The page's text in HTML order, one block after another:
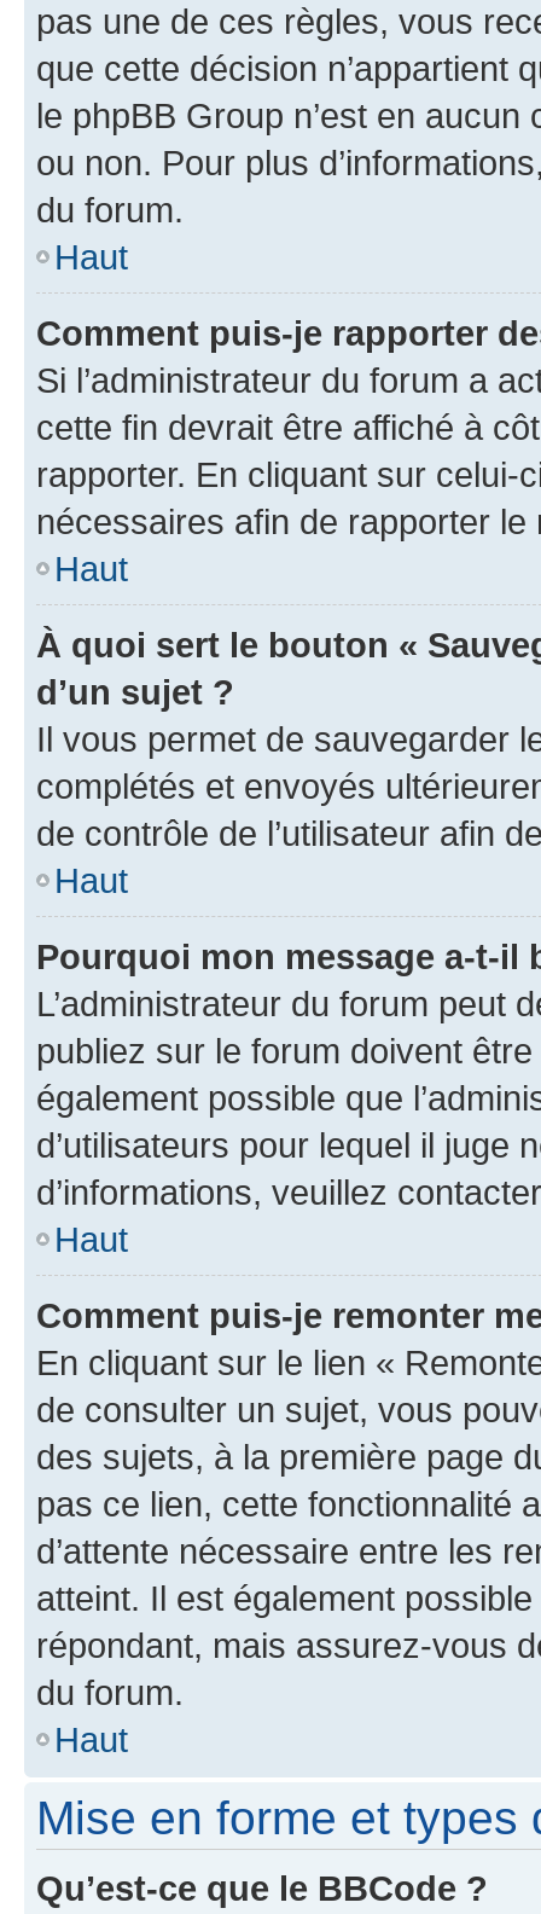
pas une de ces règles, vous
que cette décision n’appartient
le phpBB Group n’est en
ou non. Pour plus
du forum.
Haut
Comment puis-je rapporter
Si l’administrateur du forum a
cette fin devrait être affiché à
rapporter. En cliquant sur
nécessaires afin de rapporter le
Haut
À quoi sert le bouton «
d’un sujet ?
Il vous permet de sauvegarder
complétés et envoyés
de contrôle de l’utilisateur afin
Haut
Pourquoi mon message a-t-il
L’administrateur du forum peut
publiez sur le forum doivent
également possible que
d’utilisateurs pour lequel il juge
d’informations, veuillez
Haut
Comment puis-je remonter
En cliquant sur le lien «
de consulter un sujet, vous
des sujets, à la première page
pas ce lien, cette fonctionnalité
d’attente nécessaire entre les
atteint. Il est également
répondant, mais assurez-vous
du forum.
Haut
Mise en forme et types
Qu’est-ce que le BBCode ?